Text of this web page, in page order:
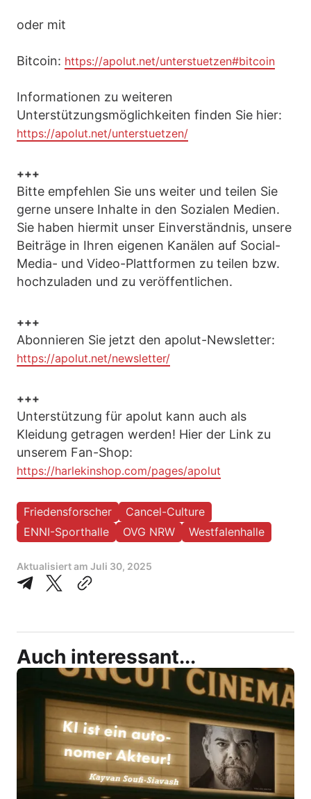
oder mit
Bitcoin: https://apolut.net/unterstuetzen#bitcoin
Informationen zu weiteren
Unterstützungsmöglichkeiten finden Sie hier:
https://apolut.net/unterstuetzen/
+++
Bitte empfehlen Sie uns weiter und teilen Sie
gerne unsere Inhalte in den Sozialen Medien.
Sie haben hiermit unser Einverständnis, unsere
Beiträge in Ihren eigenen Kanälen auf Social-
Media- und Video-Plattformen zu teilen bzw.
hochzuladen und zu veröffentlichen.
+++
Abonnieren Sie jetzt den apolut-Newsletter:
https://apolut.net/newsletter/
+++
Unterstützung für apolut kann auch als
Kleidung getragen werden! Hier der Link zu
unserem Fan-Shop:
https://harlekinshop.com/pages/apolut
Friedensforscher
Cancel-Culture
ENNI-Sporthalle
OVG NRW Westfalenhalle
Aktualisiert am Juli 30, 2025
Auch interessant...